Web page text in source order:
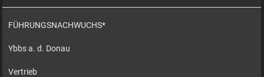
FÜHRUNGSNACHWUCHS*
Ybbs a. d. Donau
Vertrieb